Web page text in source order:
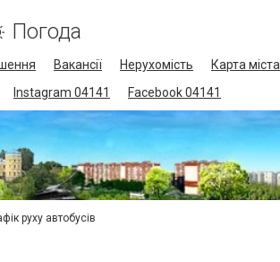
Погода
Вакансії Нерухомість
Карта міста
Instagram 04141 Facebook 04141
руху автобусів